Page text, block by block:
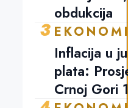
obdukcija
3
Inflacija u
plata:
Crnoj Gori